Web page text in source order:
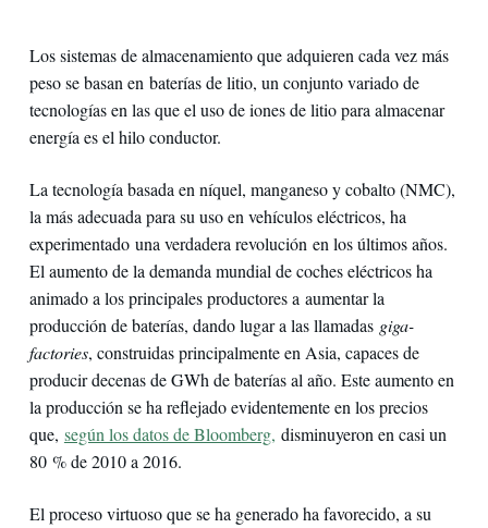
Los sistemas de almacenamiento que adquieren cada vez más
peso se basan en baterías de litio, un conjunto variado de
tecnologías en las que el uso de iones de litio para almacenar
energía es el hilo conductor.
La tecnología basada en níquel, manganeso y cobalto (NMC),
la más adecuada para su uso en vehículos eléctricos, ha
experimentado una verdadera revolución en los últimos años.
El aumento de la demanda mundial de coches eléctricos ha
animado a los principales productores a aumentar la
producción de baterías, dando lugar a las llamadas giga-
factories, construidas principalmente en Asia, capaces de
producir decenas de GWh de baterías al año. Este aumento en
la producción se ha reflejado evidentemente en los precios
que, según los datos de Bloomberg, disminuyeron en casi un
80 % de 2010 a 2016.
El proceso virtuoso que se ha generado ha favorecido, a su